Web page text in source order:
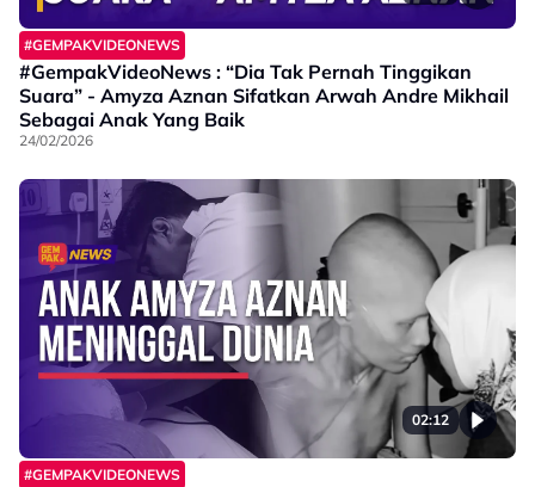
#GEMPAKVIDEONEWS
#GempakVideoNews : “Dia Tak Pernah Tinggikan
Suara” - Amyza Aznan Sifatkan Arwah Andre Mikhail
Sebagai Anak Yang Baik
24/02/2026
02:12
#GEMPAKVIDEONEWS